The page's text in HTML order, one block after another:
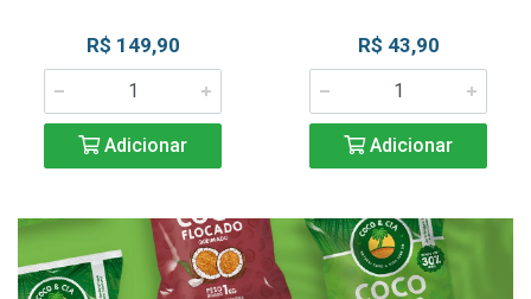
R$ 149,90
Adicionar
R$ 43,90
Adicionar